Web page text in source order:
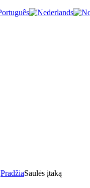
PradžiaSaulės įtaką